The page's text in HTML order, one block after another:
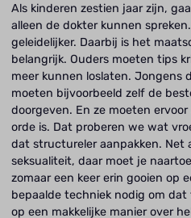
Als kinderen zestien jaar zijn,
alleen de dokter kunnen
geleidelijker. Daarbij is het
belangrijk. Ouders moeten tips
meer kunnen loslaten. Jongens
moeten bijvoorbeeld zelf de
doorgeven. En ze moeten
orde is. Dat proberen we wat
dat structureler aanpakken. Net
seksualiteit, daar moet je
zomaar een keer erin gooien op
bepaalde techniek nodig om
op een makkelijke manier over